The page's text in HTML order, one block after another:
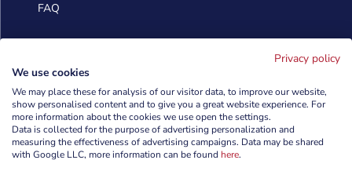
FAQ
 info@cyberforces.com
 +48 505 372 810

Privacy policy
We use cookies
We may place these for analysis of our visitor data, to improve our website,
show personalised content and to give you a great website experience. For
more information about the cookies we use open the settings.
Data is collected for the purpose of advertising personalization and
measuring the effectiveness of advertising campaigns. Data may be shared
with Google LLC, more information can be found here.